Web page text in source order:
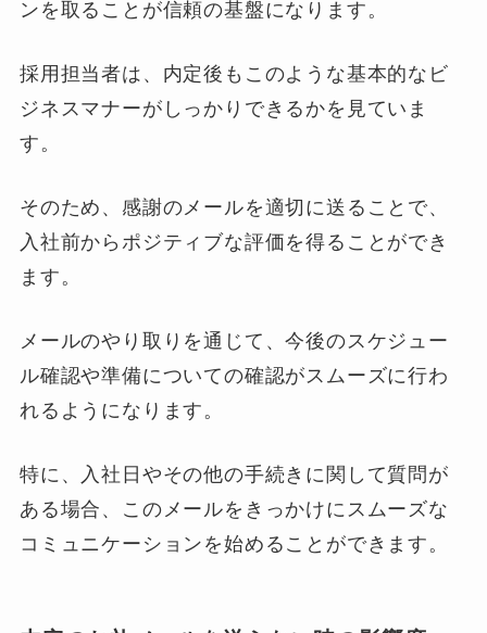
ンを取ることが信頼の基盤になります。
採用担当者は、内定後もこのような基本的なビ
ジネスマナーがしっかりできるかを見ていま
す。
そのため、感謝のメールを適切に送ることで、
入社前からポジティブな評価を得ることができ
ます。
メールのやり取りを通じて、今後のスケジュー
ル確認や準備についての確認がスムーズに行わ
れるようになります。
特に、入社日やその他の手続きに関して質問が
ある場合、このメールをきっかけにスムーズな
コミュニケーションを始めることができます。